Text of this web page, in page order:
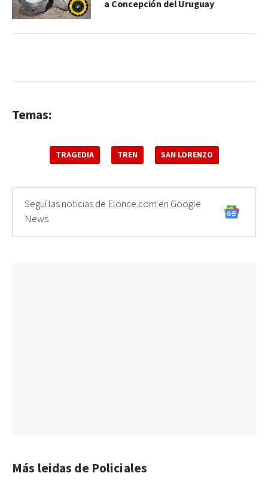
a Concepción del Uruguay
Temas:
TRAGEDIA TREN SAN LORENZO
Seguí las noticias de Elonce.com en Google
News
Más leidas de Policiales